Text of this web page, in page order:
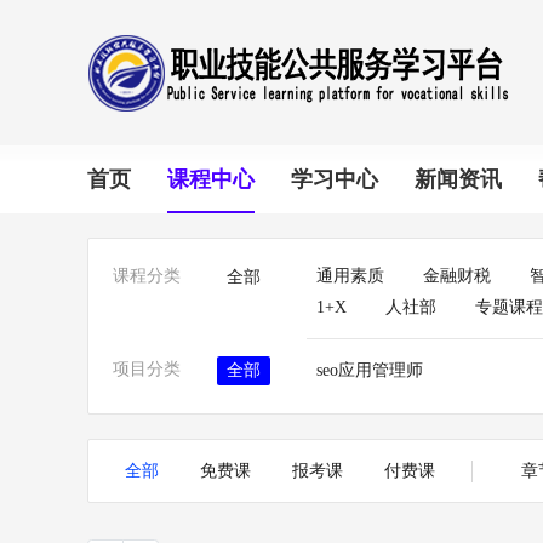
首页 课程中心 学习中心 新闻资讯
课程分类 全部 通用素质 金融财税
1+X
人社部 专题课程
项目分类 全部 seo应用管理师
全部 免费课 报考课 付费课 章